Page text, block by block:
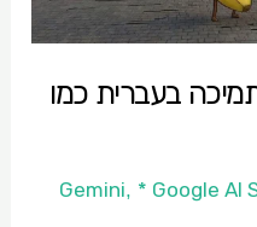
בעברית כמו
, * Google AI